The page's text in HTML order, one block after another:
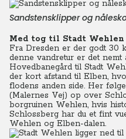
Sandstensklipper og
Med tog til Stadt Wehlen
Fra Dresden er der godt 30
denne vandretur er det nemt
Hovedbanegård til Stadt
der kort afstand til Elben,
flodens anden side. Her
(Malernes Vej) op over
borgruinen Wehlen, hvis
Schlossberg har du et fint
Wehlen og Elben-dalen.